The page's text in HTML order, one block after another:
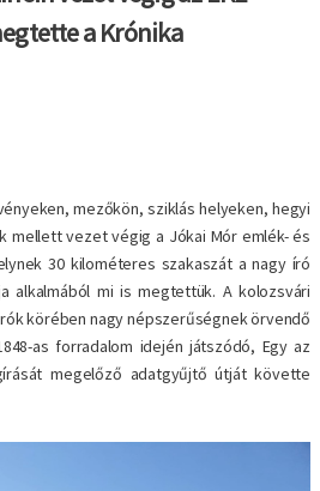
a Krónika
mezőkön, sziklás helyeken, hegyi
mellett vezet végig a Jókai Mór emlék- és
30 kilométeres szakaszát a nagy író
alkalmából mi is megtettük. A kolozsvári
körében nagy népszerűségnek örvendő
as forradalom idején játszódó, Egy az
megelőző adatgyűjtő útját követte